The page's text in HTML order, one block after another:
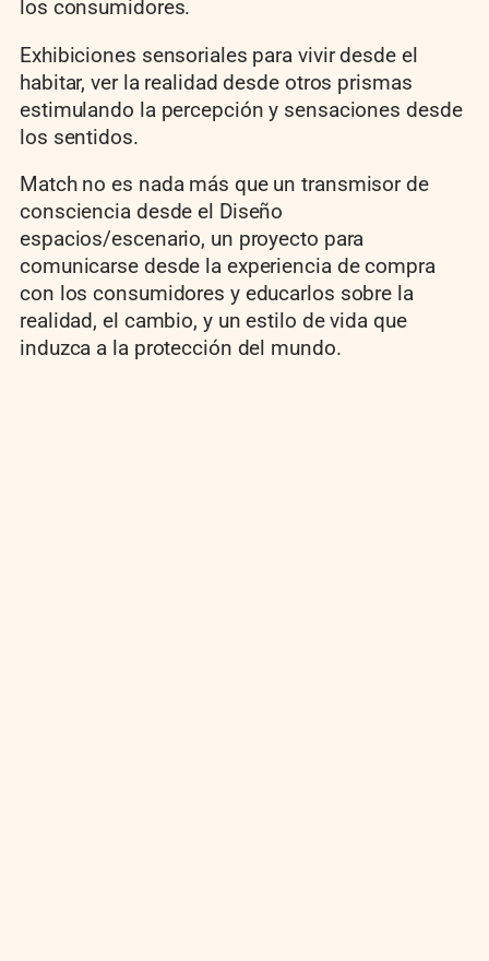
los consumidores.
Exhibiciones sensoriales para vivir desde el
habitar, ver la realidad desde otros prismas
estimulando la percepción y sensaciones desde
los sentidos.
Match no es nada más que un transmisor de
consciencia desde el Diseño
espacios/escenario, un proyecto para
comunicarse desde la experiencia de compra
con los consumidores y educarlos sobre la
realidad, el cambio, y un estilo de vida que
induzca a la protección del mundo.